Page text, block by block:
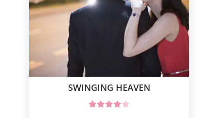
SWINGING HEAVEN